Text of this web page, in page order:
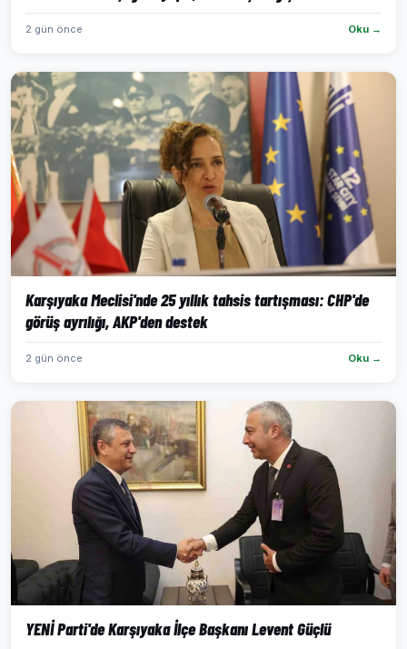
2 gün önce Oku →
Karşıyaka Meclisi'nde 25 yıllık tahsis tartışması: CHP'de
görüş ayrılığı, AKP'den destek
2 gün önce Oku →
YENİ Parti'de Karşıyaka İlçe Başkanı Levent Güçlü